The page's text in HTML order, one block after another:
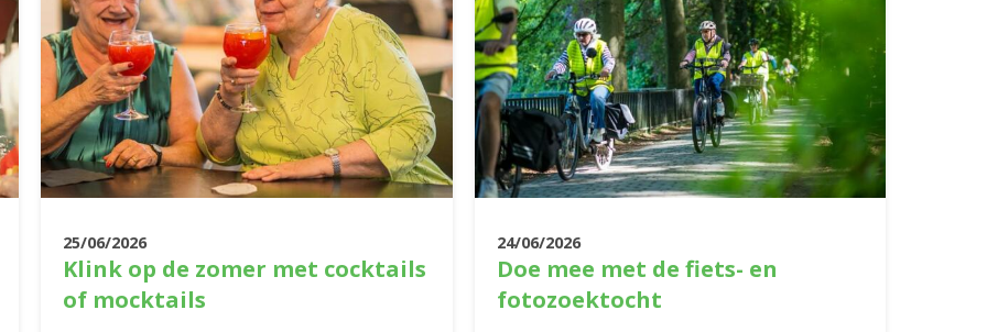
25/06/2026
Klink op de zomer met cocktails
of mocktails
24/06/2026
Doe mee met de fiets- en
fotozoektocht